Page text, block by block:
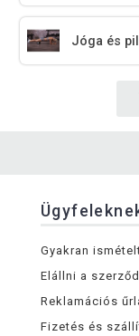
Jóga és
Gyakran
Elállni a
Reklamációs
Fizetés és